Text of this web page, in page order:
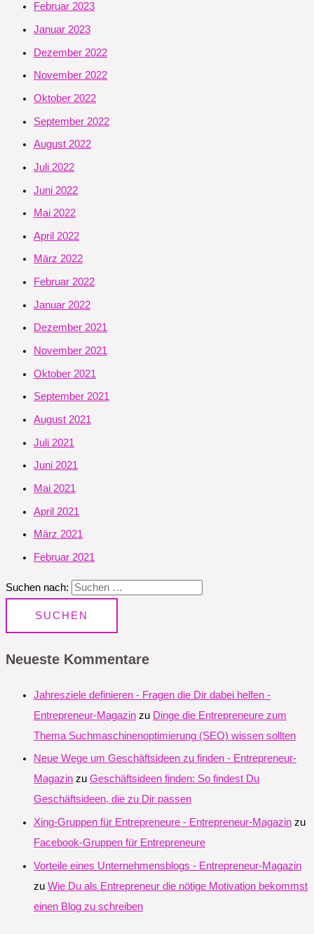
Februar 2023
Januar 2023
Dezember 2022
November 2022
Oktober 2022
September 2022
August 2022
Juli 2022
Juni 2022
Mai 2022
April 2022
März 2022
Februar 2022
Januar 2022
Dezember 2021
November 2021
Oktober 2021
September 2021
August 2021
Juli 2021
Juni 2021
Mai 2021
April 2021
März 2021
Februar 2021
Suchen nach:
Neueste Kommentare
Jahresziele definieren - Fragen die Dir dabei helfen -
Entrepreneur-Magazin zu Dinge die Entrepreneure zum
Thema Suchmaschinenoptimierung (SEO) wissen sollten
Neue Wege um Geschäftsideen zu finden - Entrepreneur-
Magazin zu Geschäftsideen finden: So findest Du
Geschäftsideen, die zu Dir passen
Xing-Gruppen für Entrepreneure - Entrepreneur-Magazin zu
Facebook-Gruppen für Entrepreneure
Vorteile eines Unternehmensblogs - Entrepreneur-Magazin
zu Wie Du als Entrepreneur die nötige Motivation bekommst
einen Blog zu schreiben